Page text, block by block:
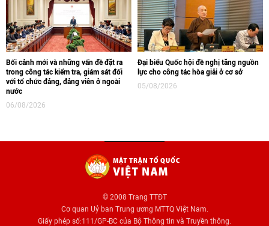
Bối cảnh mới và những vấn đề đặt ra
trong công tác kiểm tra, giám sát đối
với tổ chức đảng, đảng viên ở ngoài
nước
06/08/2026
Đại biểu Quốc hội đề nghị tăng nguồn
lực cho công tác hòa giải ở cơ sở
05/08/2026
© 2008 Trang TTĐT
Cơ quan Uỷ ban Trung ương MTTQ Việt Nam.
Giấy phép số:111/GP-BC của Bộ Thông tin và Truyền thông.